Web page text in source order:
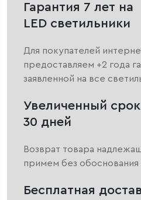
Гарантия 7 лет на
LED светильники
Для покупателей
предоставляем +2 года
заявленной на все
Увеличенный
30 дней
Возврат товара
примем без
Бесплатная